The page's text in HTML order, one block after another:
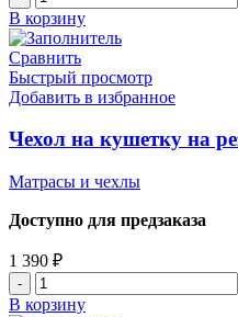
В корзину
Сравнить
Быстрый просмотр
Добавить в избранное
Чехол на кушетку на
Матрасы и чехлы
Доступно для предзаказа
1 390 ₽
В корзину